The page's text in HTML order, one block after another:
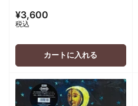
通
常
価
¥3,600
税込
カートに入れる